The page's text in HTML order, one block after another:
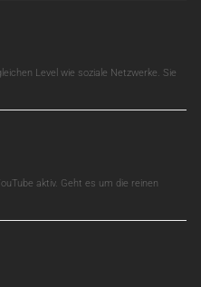
Level wie soziale Netzwerke. Sie
aktiv. Geht es um die reinen